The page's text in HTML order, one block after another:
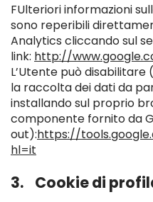
FUlteriori informazioni
sono reperibili
Analytics cliccando sul
link: http://
L’Utente può
la raccolta dei dati da
installando sul proprio
componente fornito da
out):https://
hl=it
3. Cookie di